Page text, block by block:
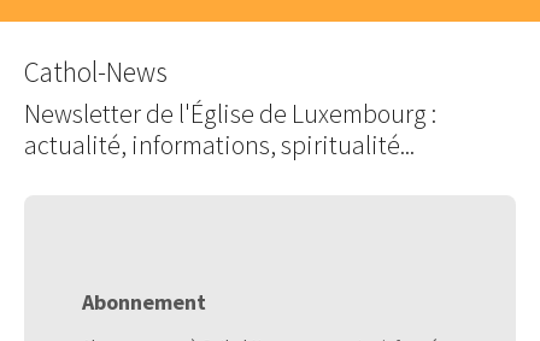
Cathol-News
Newsletter de l'Église de Luxembourg :
actualité, informations, spiritualité...
Abonnement